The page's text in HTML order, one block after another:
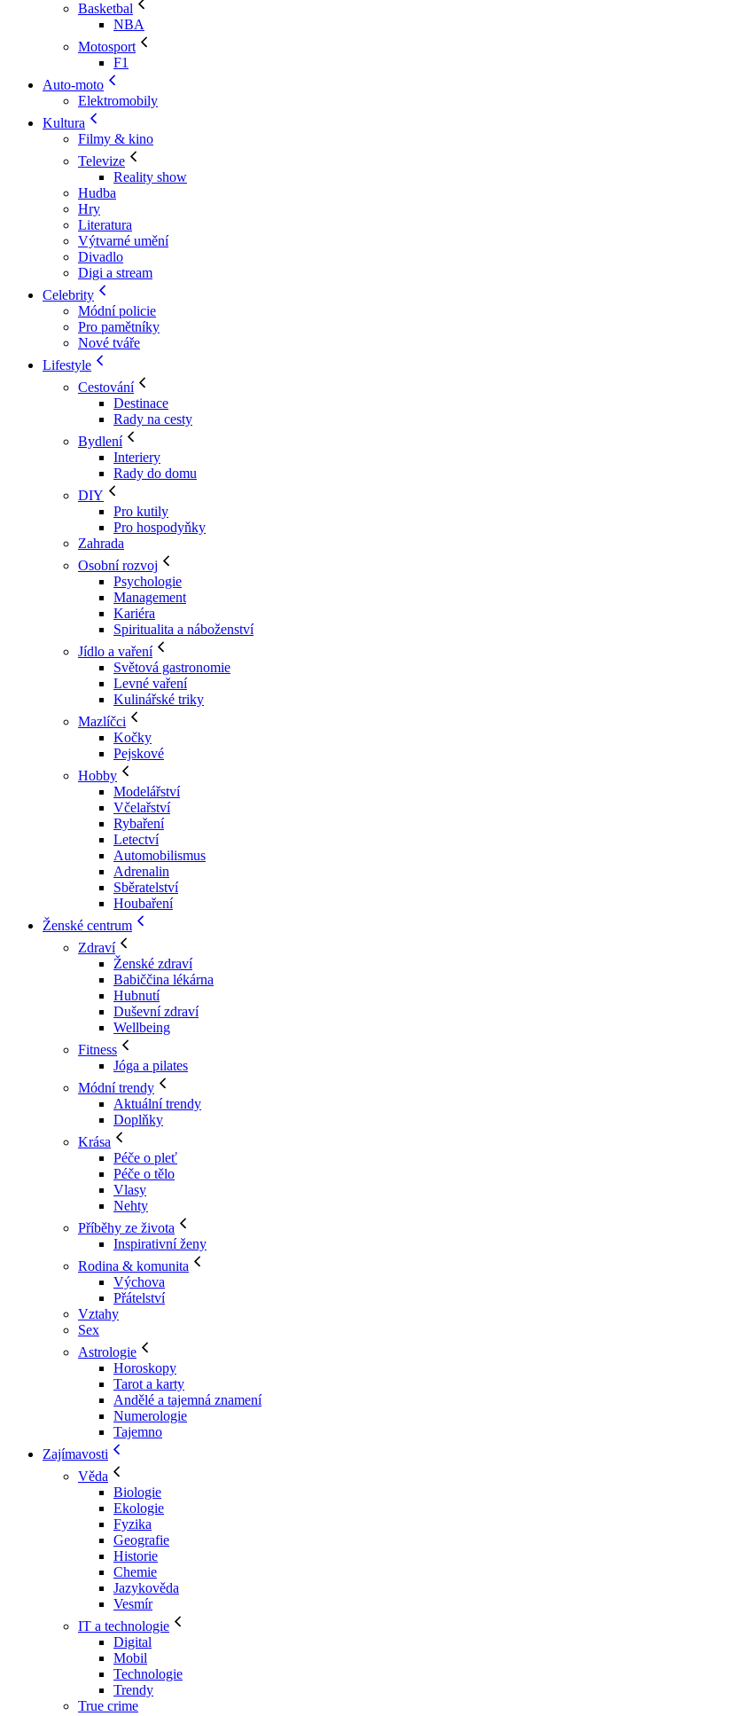
Basketbal
NBA
Motosport
F1
Auto-moto
Elektromobily
Kultura
Filmy & kino
Televize
Reality show
Hudba
Hry
Literatura
Výtvarné umění
Divadlo
Digi a stream
Celebrity
Módní policie
Pro pamětníky
Nové tváře
Lifestyle
Cestování
Destinace
Rady na cesty
Bydlení
Interiery
Rady do domu
DIY
Pro kutily
Pro hospodyňky
Zahrada
Osobní rozvoj
Psychologie
Management
Kariéra
Spiritualita a náboženství
Jídlo a vaření
Světová gastronomie
Levné vaření
Kulinářské triky
Mazlíčci
Kočky
Pejskové
Hobby
Modelářství
Včelařství
Rybaření
Letectví
Automobilismus
Adrenalin
Sběratelství
Houbaření
Ženské centrum
Zdraví
Ženské zdraví
Babiččina lékárna
Hubnutí
Duševní zdraví
Wellbeing
Fitness
Jóga a pilates
Módní trendy
Aktuální trendy
Doplňky
Krása
Péče o pleť
Péče o tělo
Vlasy
Nehty
Příběhy ze života
Inspirativní ženy
Rodina & komunita
Výchova
Přátelství
Vztahy
Sex
Astrologie
Horoskopy
Tarot a karty
Andělé a tajemná znamení
Numerologie
Tajemno
Zajímavosti
Věda
Biologie
Ekologie
Fyzika
Geografie
Historie
Chemie
Jazykověda
Vesmír
IT a technologie
Digital
Mobil
Technologie
Trendy
True crime